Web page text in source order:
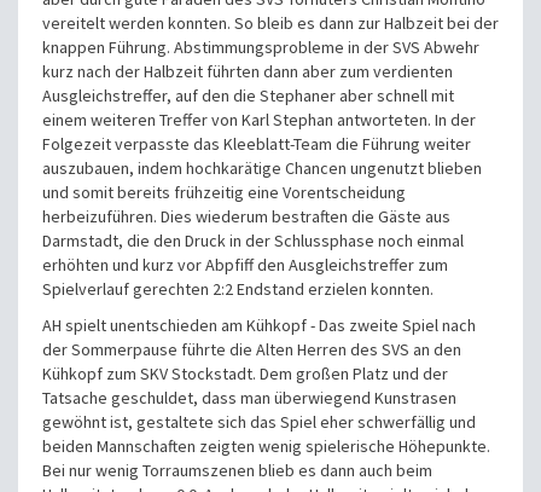
vereitelt werden konnten. So bleib es dann zur Halbzeit bei der
knappen Führung. Abstimmungsprobleme in der SVS Abwehr
kurz nach der Halbzeit führten dann aber zum verdienten
Ausgleichstreffer, auf den die Stephaner aber schnell mit
einem weiteren Treffer von Karl Stephan antworteten. In der
Folgezeit verpasste das Kleeblatt-Team die Führung weiter
auszubauen, indem hochkarätige Chancen ungenutzt blieben
und somit bereits frühzeitig eine Vorentscheidung
herbeizuführen. Dies wiederum bestraften die Gäste aus
Darmstadt, die den Druck in der Schlussphase noch einmal
erhöhten und kurz vor Abpfiff den Ausgleichstreffer zum
Spielverlauf gerechten 2:2 Endstand erzielen konnten.
AH spielt unentschieden am Kühkopf - Das zweite Spiel nach
der Sommerpause führte die Alten Herren des SVS an den
Kühkopf zum SKV Stockstadt. Dem großen Platz und der
Tatsache geschuldet, dass man überwiegend Kunstrasen
gewöhnt ist, gestaltete sich das Spiel eher schwerfällig und
beiden Mannschaften zeigten wenig spielerische Höhepunkte.
Bei nur wenig Torraumszenen blieb es dann auch beim